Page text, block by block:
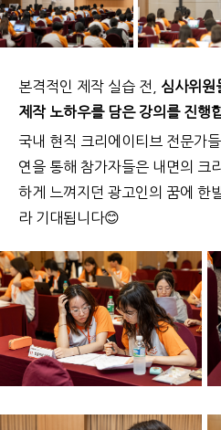
본격적인 제작 실습 전, 심사위원
제작 노하우를 담은 강의를 진행
국내 현직 크리에이티브 전문가
연을 통해 참가자들은 내면의 크
하게 느껴지던 광고인의 꿈에 한
라 기대됩니다😊